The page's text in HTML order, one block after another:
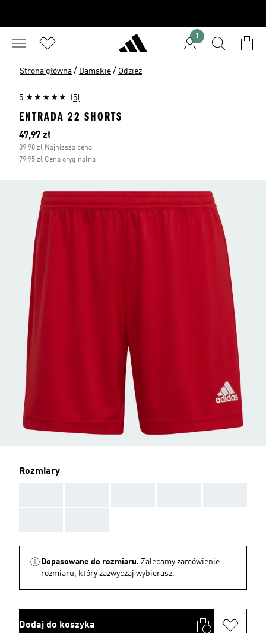
1
Strona główna / Damskie / Odzież
5 (5)
ENTRADA 22 SHORTS
Bieżąca cena
47,97 zł
39,98 zł Najniższa cena
79,95 zł Cena oryginalna
Rozmiary
Dopasowane do rozmiaru. Zalecamy zamówienie
rozmiaru, który zazwyczaj wybierasz.
Dodaj do koszyka